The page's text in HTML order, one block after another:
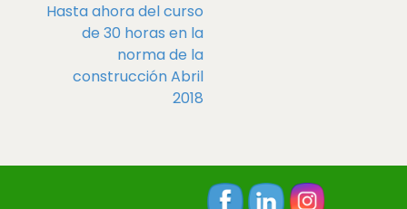
Post navigation
Hasta ahora del curso
de 30 horas en la
norma de la
construcción Abril
2018